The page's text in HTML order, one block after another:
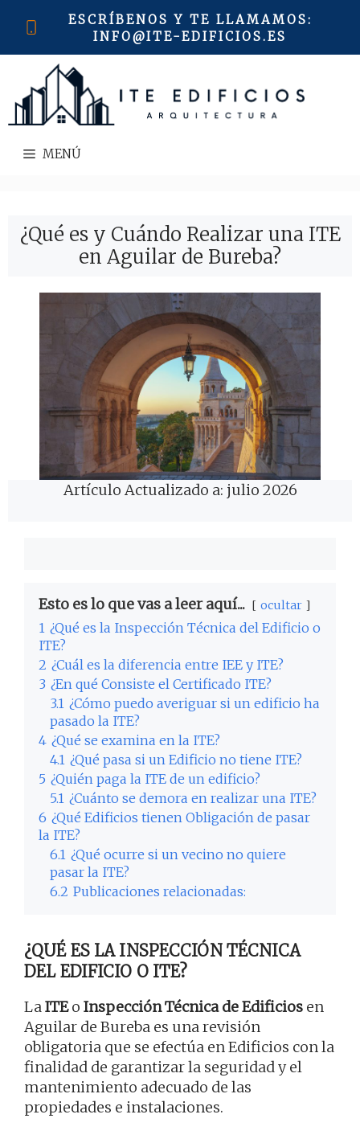
ESCRÍBENOS Y TE LLAMAMOS:
INFO@ITE-EDIFICIOS.ES
MENÚ
¿Qué es y Cuándo Realizar una ITE
en Aguilar de Bureba?
Artículo Actualizado a: julio 2026
Esto es lo que vas a leer aquí... ocultar
1 ¿Qué es la Inspección Técnica del Edificio o
ITE?
2 ¿Cuál es la diferencia entre IEE y ITE?
3 ¿En qué Consiste el Certificado ITE?
3.1 ¿Cómo puedo averiguar si un edificio ha
pasado la ITE?
4 ¿Qué se examina en la ITE?
4.1 ¿Qué pasa si un Edificio no tiene ITE?
5 ¿Quién paga la ITE de un edificio?
5.1 ¿Cuánto se demora en realizar una ITE?
6 ¿Qué Edificios tienen Obligación de pasar
la ITE?
6.1 ¿Qué ocurre si un vecino no quiere
pasar la ITE?
6.2 Publicaciones relacionadas:
¿QUÉ ES LA INSPECCIÓN TÉCNICA
DEL EDIFICIO O ITE?
LaITEo Inspección Técnica de Edificios en
Aguilar de Bureba es una revisión
obligatoria que se efectúa en Edificios con la
finalidad de garantizar la seguridad y el
mantenimiento adecuado de las
propiedades e instalaciones.